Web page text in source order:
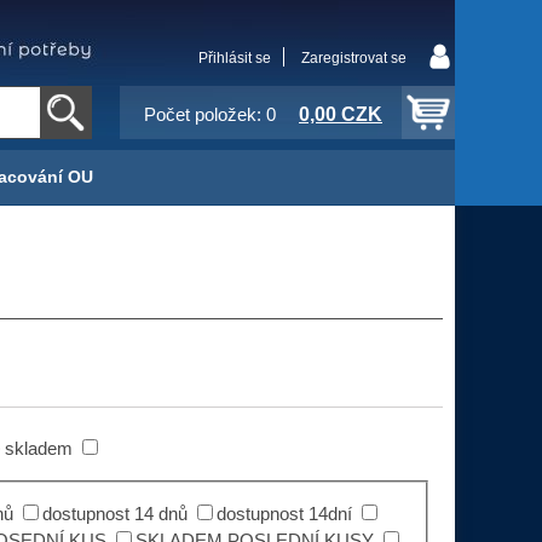
Přihlásit se Zaregistrovat se
Počet položek: 0 0,00 CZK
OU
skladem
dostupnost 14 dnů
dostupnost 14dní